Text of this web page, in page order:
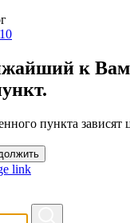
к Вам
.
пункта зависят
link